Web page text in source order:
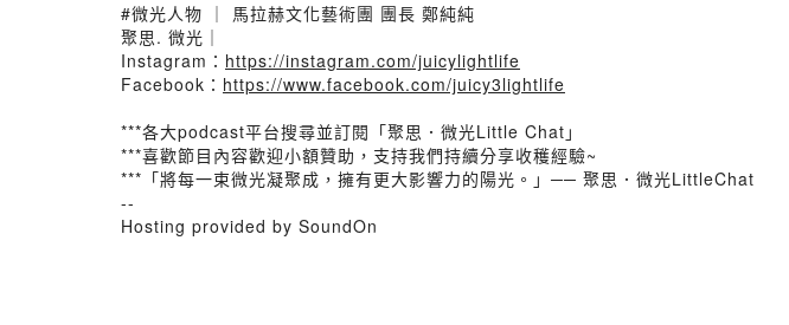
#微光人物 ｜ 馬拉赫文化藝術團 團長 鄭純純
聚思. 微光｜
Instagram： https://instagram.com/juicylightlife
Facebook： https://www.facebook.com/juicy3lightlife
***各大podcast平台搜尋並訂閱「聚思．微光Little Chat」
***喜歡節目內容歡迎小額贊助，支持我們持續分享收穫經驗~
***「將每一束微光凝聚成，擁有更大影響力的陽光。」── 聚思．微光LittleChat
--
Hosting provided by SoundOn